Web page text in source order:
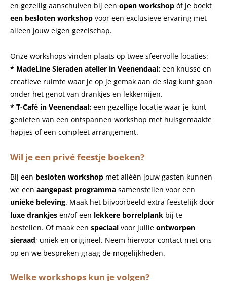
en gezellig aanschuiven bij een open workshop óf je boekt
een besloten workshop voor een exclusieve ervaring met
alleen jouw eigen gezelschap.
Onze workshops vinden plaats op twee sfeervolle locaties:
* MadeLine Sieraden atelier in Veenendaal: een knusse en
creatieve ruimte waar je op je gemak aan de slag kunt gaan
onder het genot van drankjes en lekkernijen.
* T-Café in Veenendaal: een gezellige locatie waar je kunt
genieten van een ontspannen workshop met huisgemaakte
hapjes of een compleet arrangement.
Wil je een privé feestje boeken?
Bij een besloten workshop met alléén jouw gasten kunnen
we een aangepast programma samenstellen voor een
unieke beleving. Maak het bijvoorbeeld extra feestelijk door
luxe drankjes en/of een lekkere borrelplank bij te
bestellen. Of maak een speciaal voor jullie ontworpen
sieraad; uniek en origineel. Neem hiervoor contact met ons
op en we bespreken graag de mogelijkheden.
Welke workshops kun je volgen?